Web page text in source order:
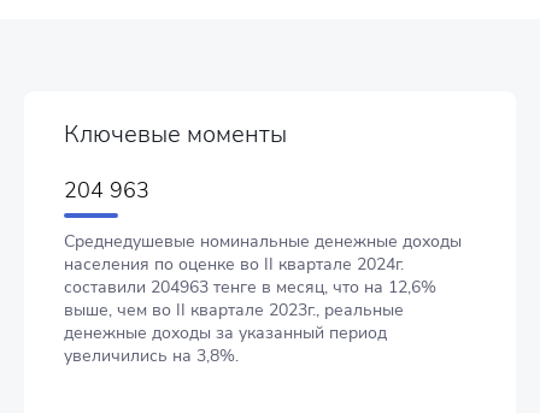
Ключевые моменты
204 963
Среднедушевые номинальные денежные доходы
населения по оценке во II квартале 2024г.
составили 204963 тенге в месяц, что на 12,6%
выше, чем во II квартале 2023г., реальные
денежные доходы за указанный период
увеличились на 3,8%.